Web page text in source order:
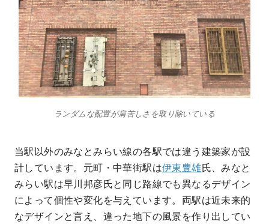
ランダムな配置が肩苦しさを取り除いている
当駅以外のみなとみらい線の各駅では違う建築家が設
計しています。元町・中華街駅は伊東豊雄氏、みなと
みらい駅は早川邦彦氏と同じ路線でも異なるデザイン
によって個性や変化を与えています。両駅は近未来的
なデザインと言え、違った地下の風景を作り出してい